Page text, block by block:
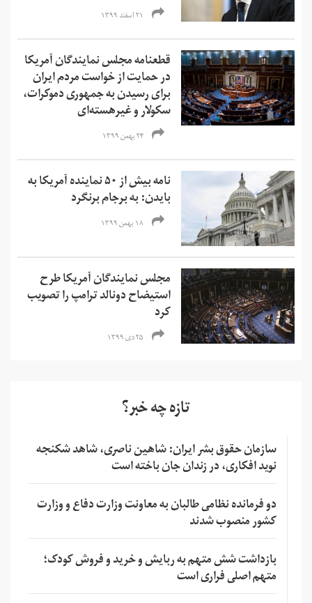
۲۱ اسفند ۱۳۹۹
قطعنامه مجلس نمایندگان آمریکا
در حمایت از خواست مردم ایران
برای رسیدن به جمهوری دموکرات،
سکولار و غیرهسته‌ای
۲۴ بهمن ۱۳۹۹
نامه بیش از ۵۰ نماینده آمریکا به
بایدن: به برجام برنگرد
۱۸ بهمن ۱۳۹۹
مجلس نمایندگان آمریکا طرح
استیضاح دونالد ترامپ را تصویب
کرد
۲۵ دی ۱۳۹۹
تازه چه خبر؟
سازمان حقوق بشر ایران: شاهین ناصری، شاهد شکنجه
نوید افکاری، در زندان جان باخته است
دو فرمانده نظامی طالبان به معاونت وزارت دفاع و وزارت
کشور منصوب شدند
بازداشت شش متهم به ربایش و خرید و فروش کودک؛
متهم اصلی فراری است